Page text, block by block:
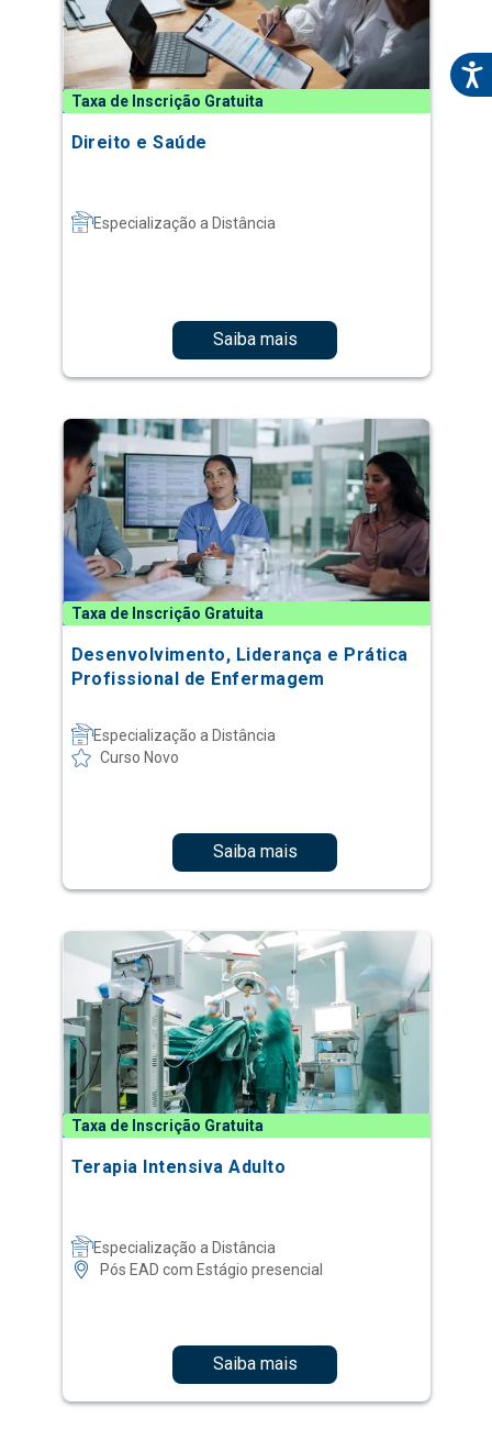
Taxa de Inscrição Gratuita
Direito e Saúde
Especialização a Distância
Saiba mais
Taxa de Inscrição Gratuita
Desenvolvimento, Liderança e Prática
Profissional de Enfermagem
Especialização a Distância
Curso Novo
Saiba mais
Taxa de Inscrição Gratuita
Terapia Intensiva Adulto
Especialização a Distância
Pós EAD com Estágio presencial
Saiba mais